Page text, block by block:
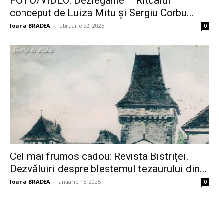
conceput de Luiza Mitu și Sergiu Corbu...
Ioana BRADEA - februarie 22, 2025 0
Cel mai frumos cadou: Revista Bistriței.
Dezvăluiri despre blestemul tezaurului din...
Ioana BRADEA - ianuarie 15, 2025 0